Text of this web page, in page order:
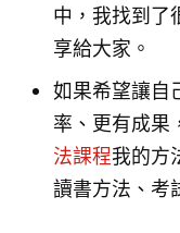
中，我找到了
享給大家。
如果希望讓自
率、更有成果
法課程我的方
讀書方法、考